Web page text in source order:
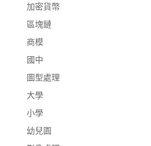
加密貨幣
區塊鏈
商模
國中
圖型處理
大學
小學
幼兒園